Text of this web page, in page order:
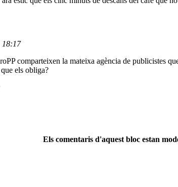
18:17
comparteixen la mateixa agència de publicistes
els obliga?
Els comentaris d'aquest bloc estan